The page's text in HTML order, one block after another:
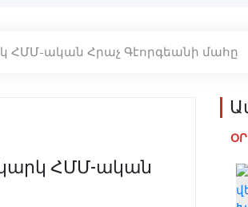
ՀՄՄ-ական Հրաչ Գէորգեանի մահը
ՀՄՄ-ական
ՕՐ